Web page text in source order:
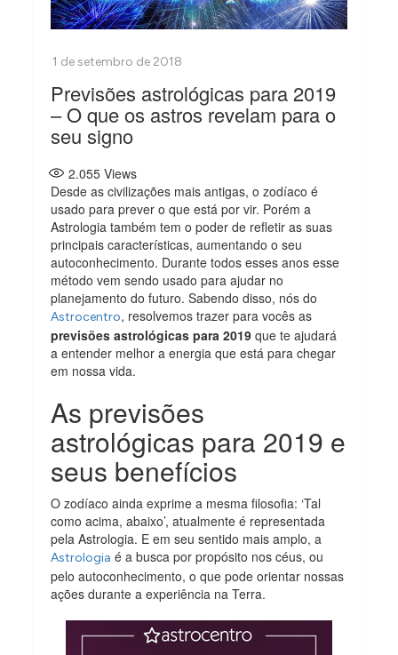
Previsões astrológicas para 2019
– O que os astros revelam para o
seu signo
2.055 Views
Desde as civilizações mais antigas, o zodíaco é
usado para prever o que está por vir. Porém a
Astrologia também tem o poder de refletir as suas
principais características, aumentando o seu
autoconhecimento. Durante todos esses anos esse
método vem sendo usado para ajudar no
planejamento do futuro. Sabendo disso, nós do
Astrocentro, resolvemos trazer para vocês as
previsões astrológicas para 2019 que te ajudará
a entender melhor a energia que está para chegar
em nossa vida.
As previsões
astrológicas para 2019 e
seus benefícios
O zodíaco ainda exprime a mesma filosofia: ‘Tal
como acima, abaixo’, atualmente é representada
pela Astrologia. E em seu sentido mais amplo, a
Astrologia é a busca por propósito nos céus, ou
pelo autoconhecimento, o que pode orientar nossas
ações durante a experiência na Terra.